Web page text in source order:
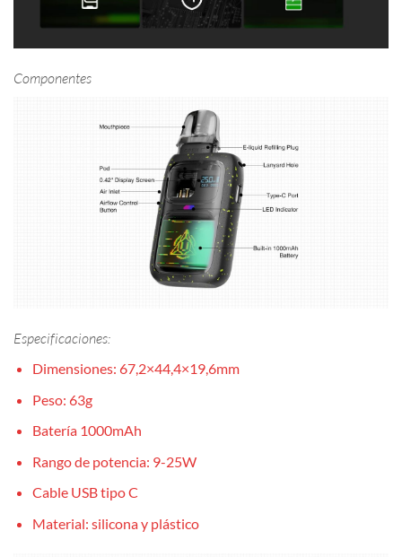
Componentes
Especificaciones:
Dimensiones: 67,2×44,4×19,6mm
Peso: 63g
Batería 1000mAh
Rango de potencia: 9-25W
Cable USB tipo C
Material: silicona y plástico